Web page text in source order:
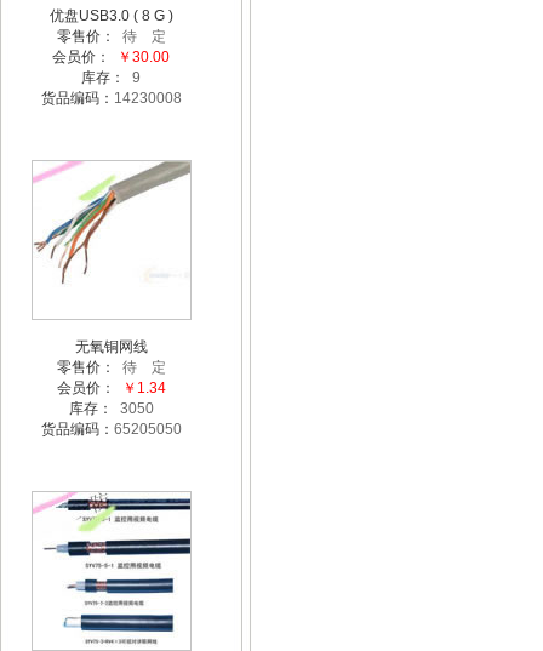
优盘USB3.0 ( 8 G )
零售价： 待 定
会员价：
￥30.00
库存：9
货品编码： 14230008
无氧铜网线
零售价： 待 定
会员价：
￥1.34
库存： 3050
货品编码： 65205050